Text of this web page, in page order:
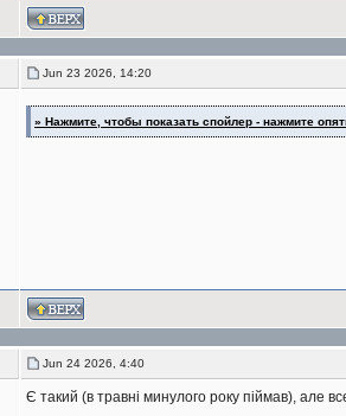
Jun 23 2026, 14:20
» Нажмите, чтобы показать спойлер - нажмите
Jun 24 2026, 4:40
Є такий (в травні минулого року піймав), але